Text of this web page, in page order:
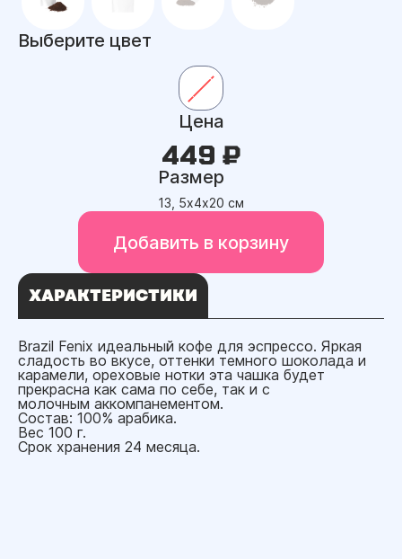
Выберите цвет
Цена
449 ₽
Размер
13, 5х4х20 см
Добавить в корзину
ХАРАКТЕРИСТИКИ
Brazil Fenix идеальный кофе для эспрессо. Яркая
сладость во вкусе, оттенки темного шоколада и
карамели, ореховые нотки эта чашка будет
прекрасна как сама по себе, так и с
молочным аккомпанементом.
Состав: 100% арабика.
Вес 100 г.
Срок хранения 24 месяца.